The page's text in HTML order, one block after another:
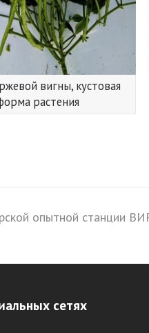
вигны, кустовая
растения
опытной станции
сетях